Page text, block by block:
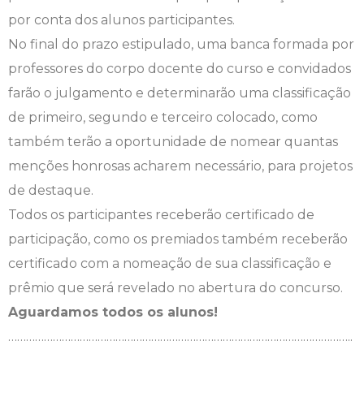
por conta dos alunos participantes.
No final do prazo estipulado, uma banca formada por
professores do corpo docente do curso e convidados
farão o julgamento e determinarão uma classificação
de primeiro, segundo e terceiro colocado, como
também terão a oportunidade de nomear quantas
menções honrosas acharem necessário, para projetos
de destaque.
Todos os participantes receberão certificado de
participação, como os premiados também receberão
certificado com a nomeação de sua classificação e
prêmio que será revelado no abertura do concurso.
Aguardamos todos os alunos!
……………………………………………………………………………………………………..